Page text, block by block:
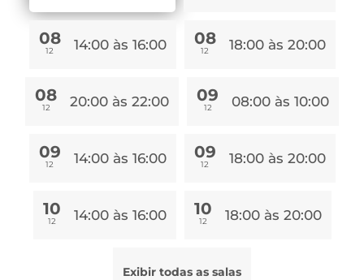
08
12 14:00 às 16:00 08
12 18:00 às 20:00
08
12 20:00 às 22:00 09
12 08:00 às 10:00
09
12 14:00 às 16:00 09
12 18:00 às 20:00
10
12 14:00 às 16:00 10
12 18:00 às 20:00
Exibir todas as salas